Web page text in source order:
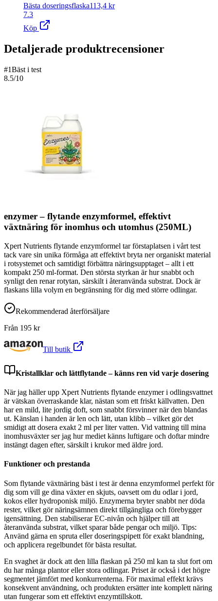
Bästa doseringsflaska113,4 kr
7.3
Köp
Detaljerade produktrecensioner
#1Bäst i test
8.5/10
enzymer – flytande enzymformel, effektivt
växtnäring för inomhus och utomhus (250ML)
Xpert Nutrients flytande enzymformel tar förstaplatsen i vårt test
tack vare sin unika förmåga att effektivt bryta ner organiskt material
i rotsystemet och samtidigt förbättra näringsupptaget – allt i ett
kompakt 250 ml-format. Den största styrkan är hur snabbt och
synligt den renar rotytan, särskilt i återanvända substrat. Dock är
flaskans lilla volym en begränsning för dig med större odlingar.
Rekommenderad återförsäljare
Från 195 kr
Till butik
Kristallklar och lättflytande – känns ren vid varje dosering
När jag häller upp Xpert Nutrients flytande enzymer i odlingsvattnet
är vätskan överraskande klar, nästan som ett friskt källvatten. Den
har en mild, lite jordig doft, som snabbt försvinner när den blandas
ut. Känslan i handen är len och lätt, utan klibb – vilket gör det
smidigt att dosera exakt 2 ml per liter vatten. Vid vattning till mina
inomhusväxter ser jag hur mediet känns luftigare och doftar mindre
instängt dagen efter, särskilt i krukor med äldre jord.
Funktioner och prestanda
Som flytande växtnäring bäst i test är denna enzymformel perfekt för
dig som vill ge dina växter en skjuts, oavsett om du odlar i jord,
kokos eller hydroponisk miljö. Enzymerna bryter snabbt ner döda
rester, vilket gör näringsämnen direkt tillgängliga och förebygger
igensättning. Den stabiliserar EC-nivån och hjälper till att
återanvända substrat, vilket sparar både pengar och miljö. Tips:
Använd gärna en spruta eller doseringspipett för exakt blandning,
och applicera regelbundet för bästa resultat.
En svaghet är dock att den lilla flaskan på 250 ml kan ta slut fort om
du har många plantor eller stora odlingar. Priset är också i det högre
segmentet jämfört med konkurrenterna. För maximal effekt krävs
konsekvent användning, och produkten ersätter inte komplett näring
utan fungerar som ett effektivt enzymtillskott.